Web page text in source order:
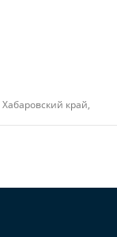
Хабаровский край,